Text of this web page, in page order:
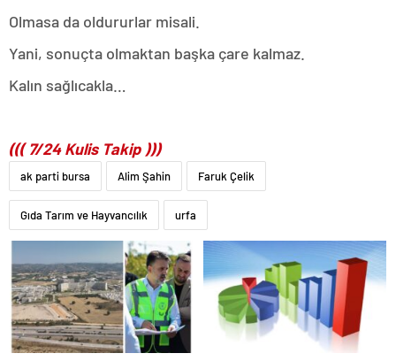
Olmasa da oldururlar misali.
Yani, sonuçta olmaktan başka çare kalmaz.
Kalın sağlıcakla…
((( 7/24 Kulis Takip )))
ak parti bursa Alim Şahin Faruk Çelik
Gıda Tarım ve Hayvancılık urfa